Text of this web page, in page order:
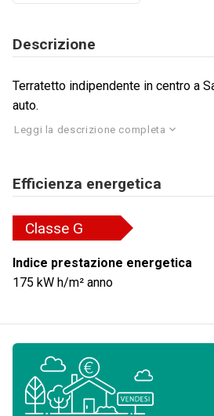
Descrizione
Terratetto indipendente in centro a
auto.
Leggi la descrizione completa
Efficienza energetica
Classe G
Indice prestazione energetica
175 kW h/m² anno